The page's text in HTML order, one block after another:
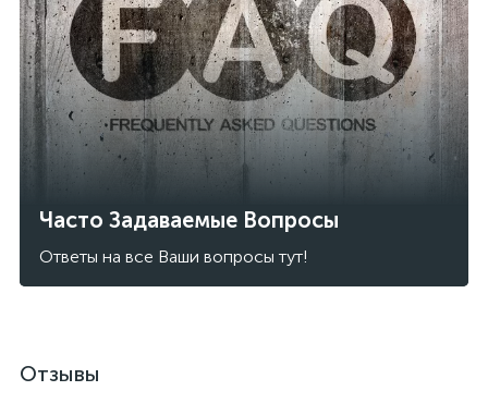
Часто Задаваемые Вопросы
Ответы на все Ваши вопросы тут!
Отзывы